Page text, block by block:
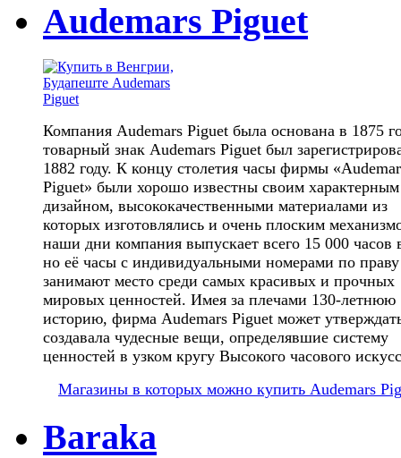
Audemars Piguet
Компания Audemars Piguet была основана в 1875
товарный знак Audemars Piguet был
1882 году. К концу столетия часы фирмы
Piguet» были хорошо известны своим характерным
дизайном, высококачественными материалами из
которых изготовлялись и очень плоским
наши дни компания выпускает всего 15 000 часов
но её часы с индивидуальными номерами по праву
занимают место среди самых красивых и прочных
мировых ценностей. Имея за плечами 130-летнюю
историю, фирма Audemars Piguet может
создавала чудесные вещи, определявшие систему
ценностей в узком кругу Высокого часового
Магазины в которых можно купить Audemars
Baraka